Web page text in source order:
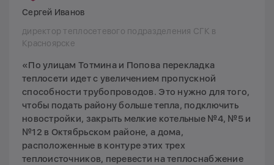
Сергей Иванов
директор теплосетевого подразделения СГК в
Красноярске
«По улицам Тотмина и Попова перекладка
теплосети идет с увеличением пропускной
способности трубопроводов. Это нужно для того,
чтобы подать району больше тепла, подключить
новостройки, закрыть мелкие котельные №4, №5 и
№12 в Октябрьском районе, а дома,
расположенные в контуре этих трех
теплоисточников, перевести на теплоснабжение